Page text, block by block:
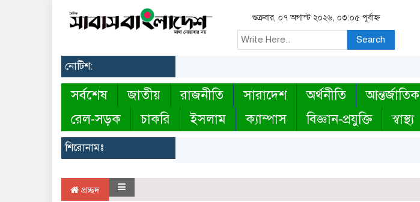
শুক্রবার, ০৭ অগাস্ট ২০২৬, ০৩:০৫ পূর্বাহ্ন
Search
নোটিশ:
সর্বশেষ জাতীয় রাজনীতি সারাদেশ অর্থনীতি আন্তর্জাতিক
রেল-সড়ক
চাকরি ইসলাম ক্যাম্পাস বিজ্ঞান-প্রযুক্তি স্বাস্থ্য
শিরোনামঃ
প্রচ্ছদ